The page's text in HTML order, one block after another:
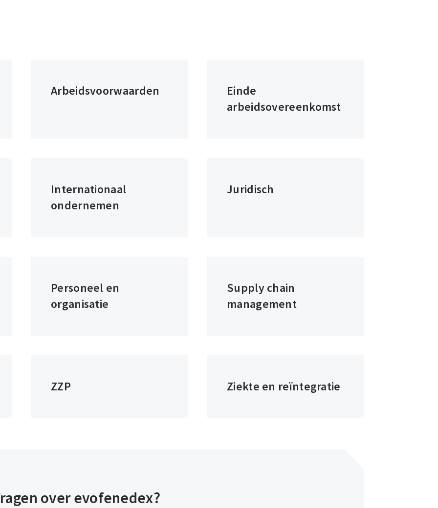
Arbeidsvoorwaarden
Einde
arbeidsovereenkomst
Internationaal
ondernemen
Juridisch
Personeel en
organisatie
Supply chain
management
ZZP Ziekte en reïntegratie
over evofenedex?